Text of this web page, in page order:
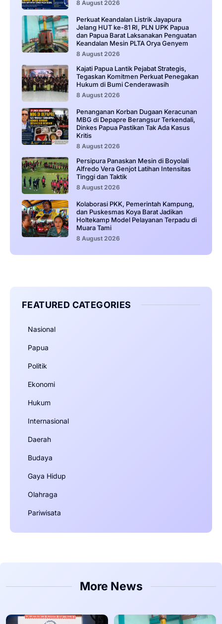
8 August 2026
Perkuat Keandalan Listrik Jayapura
Jelang HUT ke-81 RI, PLN UPK Papua
dan Papua Barat Laksanakan Penguatan
Keandalan Mesin PLTA Orya Genyem
8 August 2026
Kajati Papua Lantik Pejabat Strategis,
Tegaskan Komitmen Perkuat Penegakan
Hukum di Bumi Cenderawasih
8 August 2026
Penanganan Korban Dugaan Keracunan
MBG di Depapre Berangsur Terkendali,
Dinkes Papua Pastikan Tak Ada Kasus
Kritis
8 August 2026
Persipura Panaskan Mesin di Boyolali
Alfredo Vera Genjot Latihan Intensitas
Tinggi dan Taktik
8 August 2026
Kolaborasi PKK, Pemerintah Kampung,
dan Puskesmas Koya Barat Jadikan
Holtekamp Model Pelayanan Terpadu di
Muara Tami
8 August 2026
FEATURED CATEGORIES
Nasional
Papua
Politik
Ekonomi
Hukum
Internasional
Daerah
Budaya
Gaya Hidup
Olahraga
Pariwisata
More News